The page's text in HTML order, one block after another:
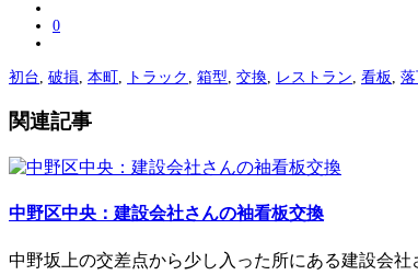
0
初台 破損 本町 トラック 箱型 交換 レストラン 看板
関連記事
中野区中央：建設会社さんの袖看板交換
中野坂上の交差点から少し入った所にある建設会